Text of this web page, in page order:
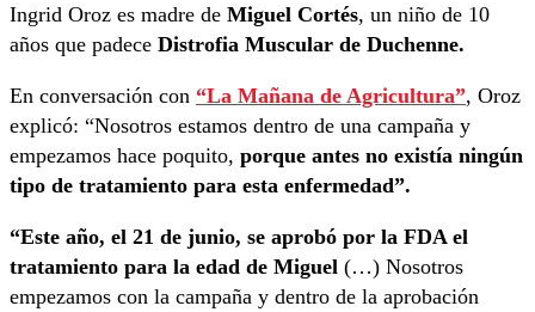
Ingrid Oroz es madre de Miguel Cortés, un niño de 10
años que padece Distrofia Muscular de Duchenne.
En conversación con “La Mañana de Agricultura”, Oroz
explicó: “Nosotros estamos dentro de una campaña y
empezamos hace poquito, porque antes no existía ningún
tipo de tratamiento para esta enfermedad”.
“Este año, el 21 de junio, se aprobó por la FDA el
tratamiento para la edad de Miguel (…) Nosotros
empezamos con la campaña y dentro de la aprobación